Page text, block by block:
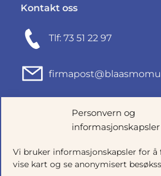
Personvern og
informasjonskapsler
Vi bruker informasjonskapsler for å
vise kart og se anonymisert
Kontakt oss
Tlf: 73 51 22 97
Fjordgata 46, 7010